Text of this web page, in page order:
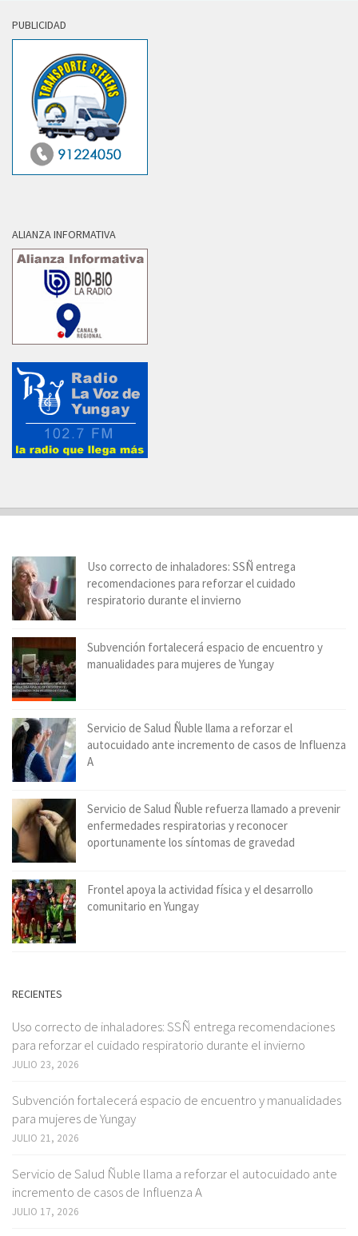
PUBLICIDAD
ALIANZA INFORMATIVA
Uso correcto de inhaladores: SSÑ entrega
recomendaciones para reforzar el cuidado
respiratorio durante el invierno
Subvención fortalecerá espacio de encuentro y
manualidades para mujeres de Yungay
Servicio de Salud Ñuble llama a reforzar el
autocuidado ante incremento de casos de Influenza
A
Servicio de Salud Ñuble refuerza llamado a prevenir
enfermedades respiratorias y reconocer
oportunamente los síntomas de gravedad
Frontel apoya la actividad física y el desarrollo
comunitario en Yungay
RECIENTES
Uso correcto de inhaladores: SSÑ entrega recomendaciones
para reforzar el cuidado respiratorio durante el invierno
JULIO 23, 2026
Subvención fortalecerá espacio de encuentro y manualidades
para mujeres de Yungay
JULIO 21, 2026
Servicio de Salud Ñuble llama a reforzar el autocuidado ante
incremento de casos de Influenza A
JULIO 17, 2026